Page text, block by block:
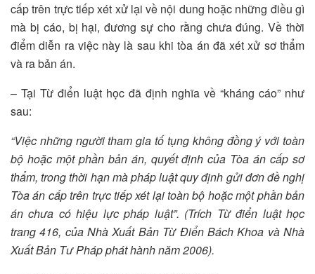
cấp trên trực tiếp xét xử lại về nội dung hoặc những điều gì
mà bị cáo, bị hại, đương sự cho rằng chưa đúng. Về thời
điểm diễn ra việc này là sau khi tòa án đã xét xử sơ thẩm
và ra bản án.
– Tại Từ điển luật học đã định nghĩa về “kháng cáo” như
sau:
“Việc những người tham gia tố tụng không đồng ý với toàn
bộ hoặc một phần bản án, quyết định của Tòa án cấp sơ
thẩm, trong thời hạn mà pháp luật quy định gửi đơn đề nghị
Tòa án cấp trên trực tiếp xét lại toàn bộ hoặc một phần bản
án chưa có hiệu lực pháp luật”. (Trích Từ điển luật học
trang 416, của Nhà Xuất Bản Từ Điển Bách Khoa và Nhà
Xuất Bản Tư Pháp phát hành năm 2006).